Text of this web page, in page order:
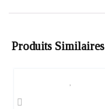
Produits Similaires